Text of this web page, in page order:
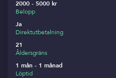
2000 - 5000 kr
Belopp
Ja
Direktutbetalning
21
Åldersgräns
1 mån - 1 månad
Löptid